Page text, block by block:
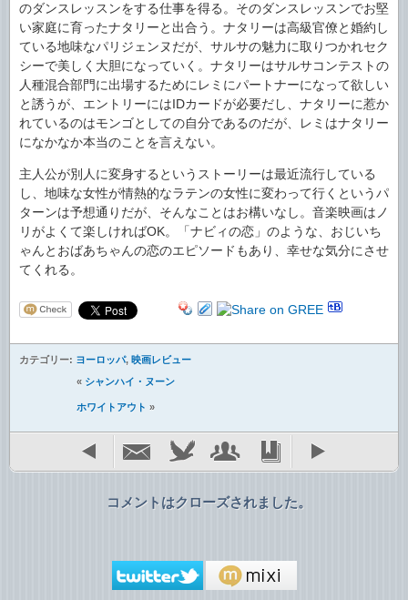
のダンスレッスンをする仕事を得る。そのダンスレッスンでお堅
い家庭に育ったナタリーと出合う。ナタリーは高級官僚と婚約し
ている地味なパリジェンヌだが、サルサの魅力に取りつかれセク
シーで美しく大胆になっていく。ナタリーはサルサコンテストの
人種混合部門に出場するためにレミにパートナーになって欲しい
と誘うが、エントリーにはIDカードが必要だし、ナタリーに惹か
れているのはモンゴとしての自分であるのだが、レミはナタリー
になかなか本当のことを言えない。
主人公が別人に変身するというストーリーは最近流行している
し、地味な女性が情熱的なラテンの女性に変わって行くというパ
ターンは予想通りだが、そんなことはお構いなし。音楽映画はノ
リがよくて楽しければOK。「ナビィの恋」のような、おじいち
ゃんとおばあちゃんの恋のエピソードもあり、幸せな気分にさせ
てくれる。
カテゴリー: ヨーロッパ, 映画レビュー
« シャンハイ・ヌーン
ホワイトアウト »
コメントはクローズされました。